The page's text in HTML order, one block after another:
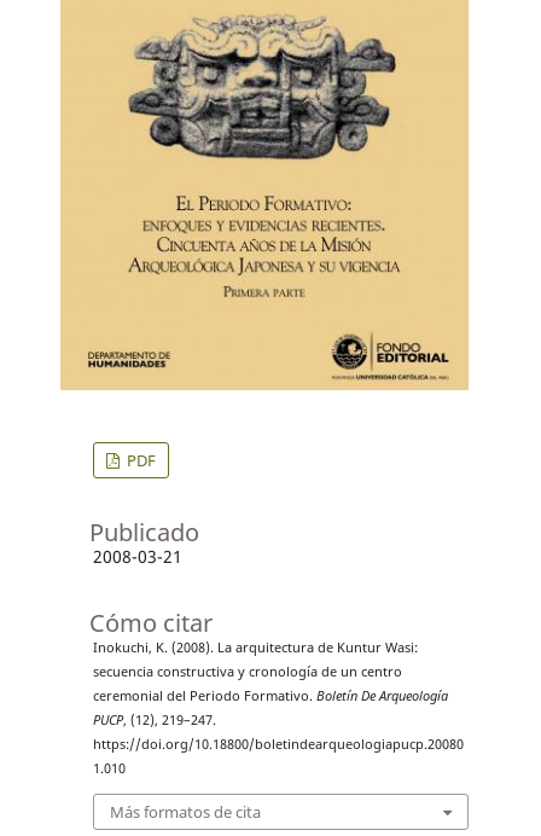
PDF
Publicado
2008-03-21
Cómo citar
Inokuchi, K. (2008). La arquitectura de Kuntur Wasi:
secuencia constructiva y cronología de un centro
ceremonial del Periodo Formativo. Boletín De Arqueología
PUCP, (12), 219–247.
https://doi.org/10.18800/boletindearqueologiapucp.20080
1.010
Más formatos de cita